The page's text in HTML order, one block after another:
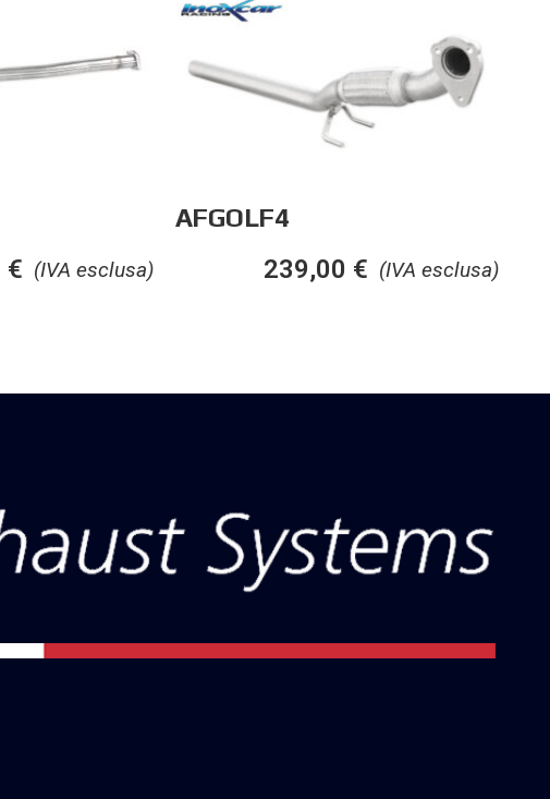
(IVA esclusa)
€
AFGOLF4
(IVA esclusa)
239,00 €